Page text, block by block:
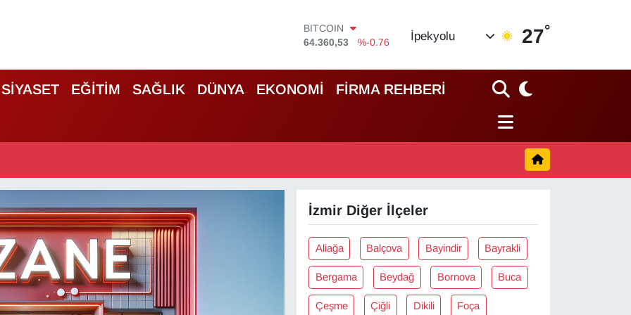
BITCOIN
64.360,53
%-0.76
47,7143
%0.16
EURO
55,0317
%-0.02
GRAM ALTIN
İpekyolu 27°
SİYASET EĞİTİM SAĞLIK DÜNYA EKONOMİ FİRMA REHBERİ
İzmir Diğer İlçeler
Aliağa Balçova Bayindir Bayrakli
Bergama Beydağ Bornova Buca
Çeşme Çiğli Dikili Foça